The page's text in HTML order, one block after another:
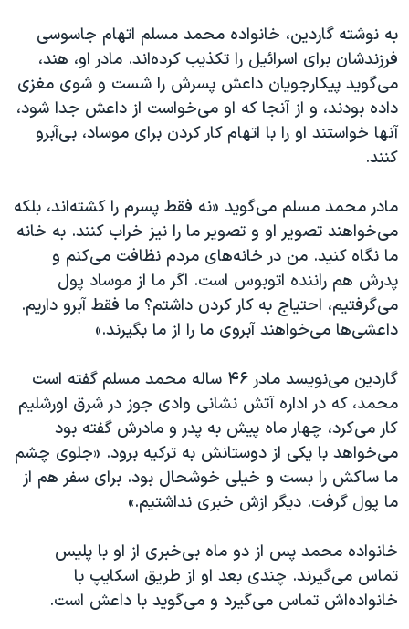
به نوشته گاردین، خانواده محمد مسلم اتهام جاسوسی
فرزندشان برای اسرائیل را تکذیب کرده‌اند. مادر او، هند،
می‌گوید پیکارجویان داعش پسرش را شست‌ و شوی مغزی
داده بودند، و از آنجا که او می‌خواست از داعش جدا شود،
آنها خواستند او را با اتهام کار کردن برای موساد، بی‌آبرو
کنند.
مادر محمد مسلم می‌گوید «نه فقط پسرم را کشته‌اند، بلکه
می‌خواهند تصویر او و تصویر ما را نیز خراب کنند. به خانه
ما نگاه کنید. من در خانه‌های مردم نظافت می‌کنم و
پدرش هم راننده اتوبوس است. اگر ما از موساد پول
می‌گرفتیم، احتیاج به کار کردن داشتم؟ ما فقط آبرو داریم.
داعشی‌ها می‌خواهند آبروی ما را از ما بگیرند.»
گاردین می‌نویسد مادر ۴۶ ساله محمد مسلم گفته است
محمد، که در اداره آتش نشانی وادی جوز در شرق اورشلیم
کار می‌کرد، چهار ماه پیش به پدر و مادرش گفته بود
می‌خواهد با یکی از دوستانش به ترکیه برود. «جلوی چشم
ما ساکش را بست و خیلی خوشحال بود. برای سفر هم از
ما پول گرفت. دیگر ازش خبری نداشتیم.»
خانواده محمد پس از دو ماه بی‌خبری از او با پلیس
تماس می‌گیرند. چندی بعد او از طریق اسکایپ با
خانواده‌اش تماس می‌گیرد و می‌گوید با داعش است.